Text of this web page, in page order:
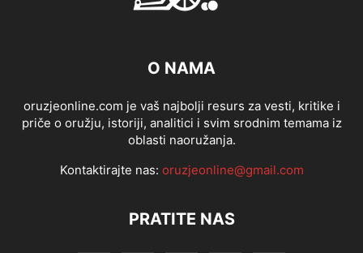
O NAMA
oruzjeonline.com je vaš najbolji resurs za vesti, kritike i
priče o oružju, istoriji, analitici i svim srodnim temama iz
oblasti naoružanja.
Kontaktirajte nas: oruzjeonline@gmail.com
PRATITE NAS